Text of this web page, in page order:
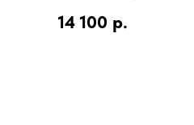
14 100 р.